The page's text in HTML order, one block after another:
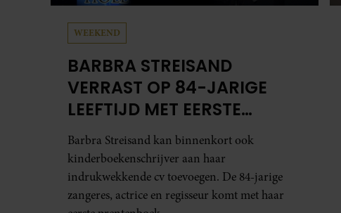
WEEKEND
BARBRA STREISAND
VERRAST OP 84-JARIGE
LEEFTIJD MET EERSTE
KINDERBOEK
Barbra Streisand kan binnenkort ook
kinderboekenschrijver aan haar
indrukwekkende cv toevoegen. De 84-jarige
zangeres, actrice en regisseur komt met haar